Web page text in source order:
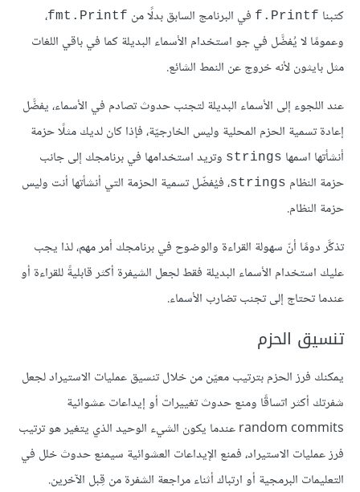
كتبنا f.Printf في البرنامج السابق بدلًا من fmt.Printf،
وعمومًا لا يُفضَّل في جو استخدام الأسماء البديلة كما في باقي اللغات
مثل بايثون لأنه خروج عن النمط الشائع.
عند اللجوء إلى الأسماء البديلة لتجنب حدوث تصادم في الأسماء، يفضَّل
إعادة تسمية الحزم المحلية وليس الخارجيّة، فإذا كان لديك مثلًا حزمة
أنشأتها اسمها strings وتريد استخدامها في برنامجك إلى جانب
حزمة النظام strings، فيُفضّل تسمية الحزمة التي أنشأتها أنت وليس
حزمة النظام.
تذكَّر دومًا أنّ سهولة القراءة والوضوح في برنامجك أمر مهم، لذا يجب
عليك استخدام الأسماء البديلة فقط لجعل الشيفرة أكثر قابليةً للقراءة أو
عندما تحتاج إلى تجنب تضارب الأسماء.
تنسيق الحزم
يمكنك فرز الحزم بترتيب معيّن من خلال تنسيق عمليات الاستيراد لجعل
شفرتك أكثر اتساقًا ومنع حدوث تغييرات أو إيداعات عشوائية
random commits عندما يكون الشيء الوحيد الذي يتغير هو ترتيب
فرز عمليات الاستيراد، فمنع الإيداعات العشوائية سيمنع حدوث خلل في
التعليمات البرمجية أو ارتباك أثناء مراجعة الشفرة من قِبل الآخرين.